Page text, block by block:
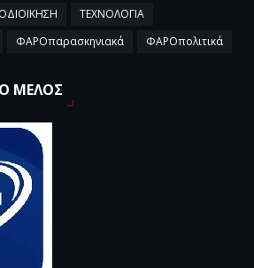
ΤΕΧΝΟΛΟΓΙΑ
ΦΑΡΟπαρασκηνιακά ΦΑΡΟπολιτικά
ΜΕΛΟΣ